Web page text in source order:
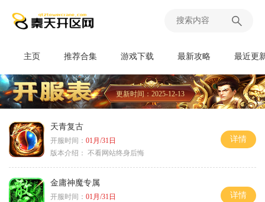
主页 推荐合集 游戏下载 最新攻略 最近更
更新时间：2025-12-13
天青复古
开服时间： 01月/31日
版本介绍： 不看网站终身后悔
详情
金庸神魔专属
开服时间： 01月/31日
详情